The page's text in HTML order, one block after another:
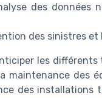
des données
des sinistres et
les différents
des
des installations